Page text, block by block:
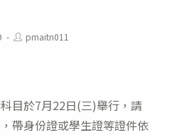
Post
author:
pmaitn011
目於7月22日(三)舉行，請
帶身份證或學生證等證件依